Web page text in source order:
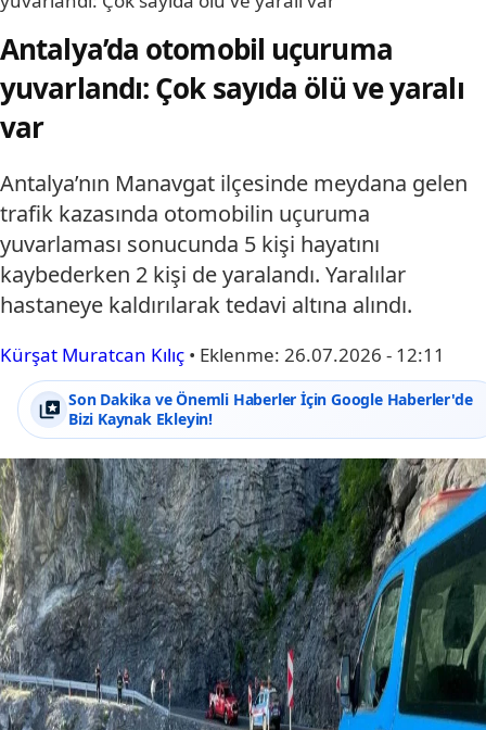
Antalya’da otomobil uçuruma
yuvarlandı: Çok sayıda ölü ve yaralı
var
Antalya’nın Manavgat ilçesinde meydana gelen
trafik kazasında otomobilin uçuruma
yuvarlaması sonucunda 5 kişi hayatını
kaybederken 2 kişi de yaralandı. Yaralılar
hastaneye kaldırılarak tedavi altına alındı.
Kürşat Muratcan Kılıç • Eklenme: 26.07.2026 - 12:11
Son Dakika ve Önemli Haberler İçin Google Haberler'de
Bizi Kaynak Ekleyin!